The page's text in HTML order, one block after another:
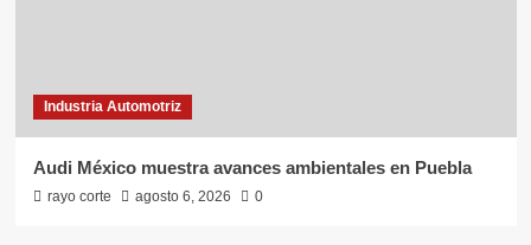
Industria Automotriz
Audi México muestra avances ambientales en Puebla
rayo corte agosto 6, 2026 0